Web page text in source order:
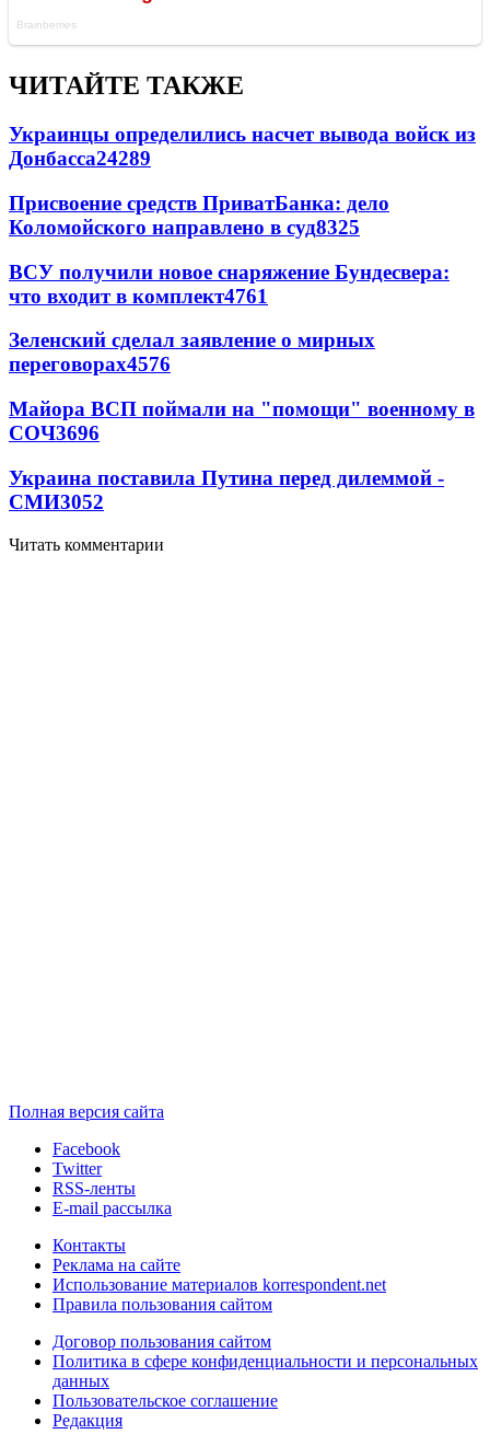
ЧИТАЙТЕ ТАКЖЕ
Украинцы определились насчет вывода войск из
Донбасса24289
Присвоение средств ПриватБанка: дело
Коломойского направлено в суд8325
ВСУ получили новое снаряжение Бундесвера:
что входит в комплект4761
Зеленский сделал заявление о мирных
переговорах4576
Майора ВСП поймали на "помощи" военному в
СОЧ3696
Украина поставила Путина перед дилеммой -
СМИ3052
Читать комментарии
Полная версия сайта
Facebook
Twitter
RSS-ленты
E-mail рассылка
Контакты
Реклама на сайте
Использование материалов korrespondent.net
Правила пользования сайтом
Договор пользования сайтом
Политика в сфере конфиденциальности и персональных
данных
Пользовательское соглашение
Редакция